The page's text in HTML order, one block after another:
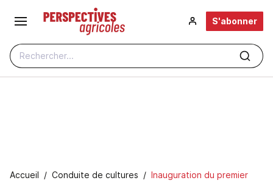
Aller au contenu principal
Rechercher...
S'abonner
Fil d'Ariane
Accueil Conduite de cultures
Inauguration du premier